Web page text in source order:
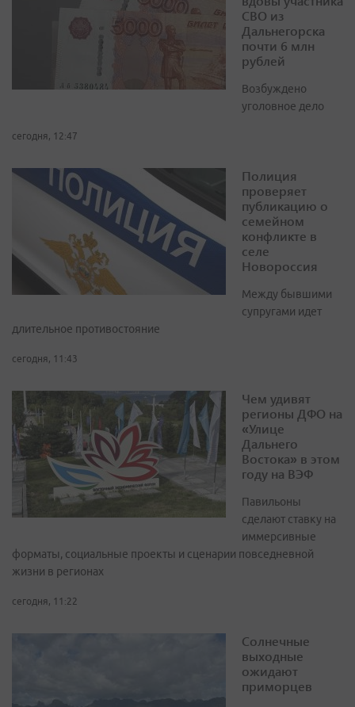
СВО из
Дальнегорска
почти 6 млн
рублей
Возбуждено
уголовное дело
сегодня, 12:47
Полиция
проверяет
публикацию о
семейном
конфликте в
селе
Новороссия
Между бывшими
супругами идет
длительное противостояние
сегодня, 11:43
Чем удивят
регионы ДФО на
«Улице
Дальнего
Востока» в этом
году на ВЭФ
Павильоны
сделают ставку на
иммерсивные
форматы, социальные проекты и сценарии повседневной
жизни в регионах
сегодня, 11:22
Солнечные
выходные
ожидают
приморцев